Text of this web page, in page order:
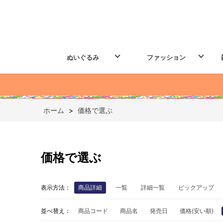
ぬいぐるみ ファッション
ホーム > 価格で選ぶ
価格で選ぶ
表示方法： 商品詳細 一覧 詳細一覧 ピックアップ
並べ替え： 商品コード 商品名 発売日 価格(安い順)